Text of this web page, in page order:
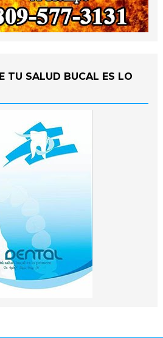
TU SALUD BUCAL ES LO